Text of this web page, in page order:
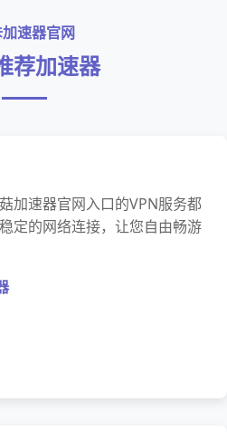
速器官网
荐加速器
加速器官网入口的VPN服务都
定的网络连接，让您自由畅游